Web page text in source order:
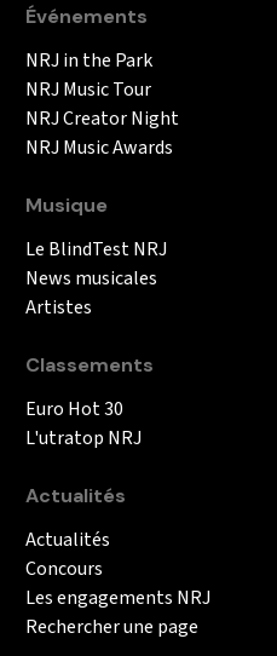
Événements
NRJ in the Park
NRJ Music Tour
NRJ Creator Night
NRJ Music Awards
Musique
Le BlindTest NRJ
News musicales
Artistes
Classements
Euro Hot 30
L'utratop NRJ
Actualités
Actualités
Concours
Les engagements NRJ
Rechercher une page